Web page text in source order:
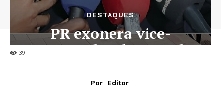
39
DESTAQUES
PR exonera vice-
governador de Luanda
Por
Editor